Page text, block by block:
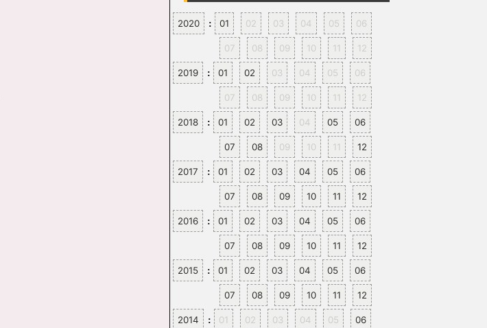
2020 : 01 02 03 04 05 06
07 08 09 10 11 12
2019 : 01 02 03 04 05 06
07 08 09 10 11 12
2018 : 01 02 03 04 05 06
07 08 09 10 11 12
2017 : 01 02 03 04 05 06
07 08 09 10 11 12
2016 : 01 02 03 04 05 06
07 08 09 10 11 12
2015 : 01 02 03 04 05 06
07 08 09 10 11 12
2014 : 01 02 03 04 05 06